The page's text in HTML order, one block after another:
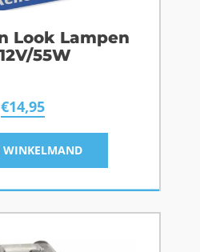
Look Lampen
55W
€14,95